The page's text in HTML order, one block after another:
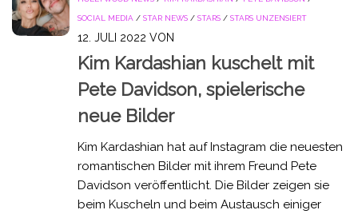
SOCIAL MEDIA / STAR NEWS / STARS / STARS UNZENSIERT
12. JULI 2022 VON
Kim Kardashian kuschelt mit
Pete Davidson, spielerische
neue Bilder
Kim Kardashian hat auf Instagram die neuesten
romantischen Bilder mit ihrem Freund Pete
Davidson veröffentlicht. Die Bilder zeigen sie
beim Kuscheln und beim Austausch einiger